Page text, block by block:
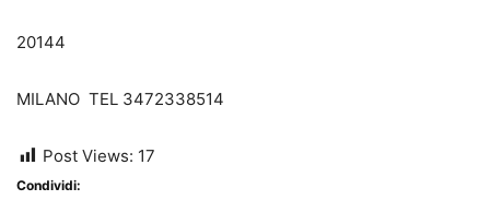
20144
MILANO TEL 3472338514
Post Views: 17
Condividi: